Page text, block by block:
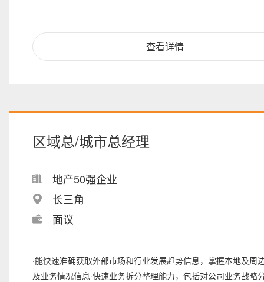
查看详情
区域总/城市总经理
地产50强企业
长三角
面议
·能快速准确获取外部市场和行业发展趋势信息，掌握本地及周
及业务情况信息·快速业务拆分整理能力，包括对公司业务战略